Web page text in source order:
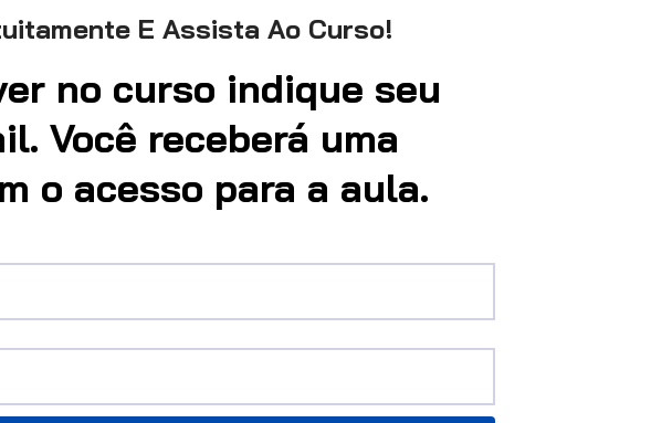
E Assista Ao Curso!
no curso indique seu
Você receberá uma
o acesso para a aula.